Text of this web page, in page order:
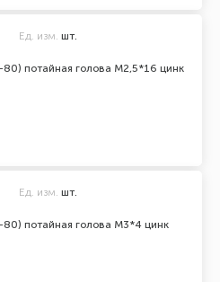
потайная голова М2,5*16 цинк
Ед. изм. шт.
потайная голова М3*4 цинк
Ед. изм. шт.